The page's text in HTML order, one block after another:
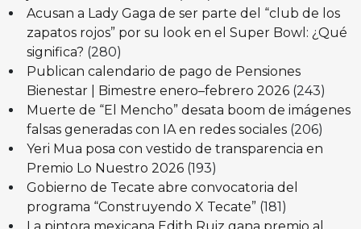
Acusan a Lady Gaga de ser parte del “club de los
zapatos rojos” por su look en el Super Bowl: ¿Qué
significa? (280)
Publican calendario de pago de Pensiones
Bienestar | Bimestre enero–febrero 2026 (243)
Muerte de “El Mencho” desata boom de imágenes
falsas generadas con IA en redes sociales (206)
Yeri Mua posa con vestido de transparencia en
Premio Lo Nuestro 2026 (193)
Gobierno de Tecate abre convocatoria del
programa “Construyendo X Tecate” (181)